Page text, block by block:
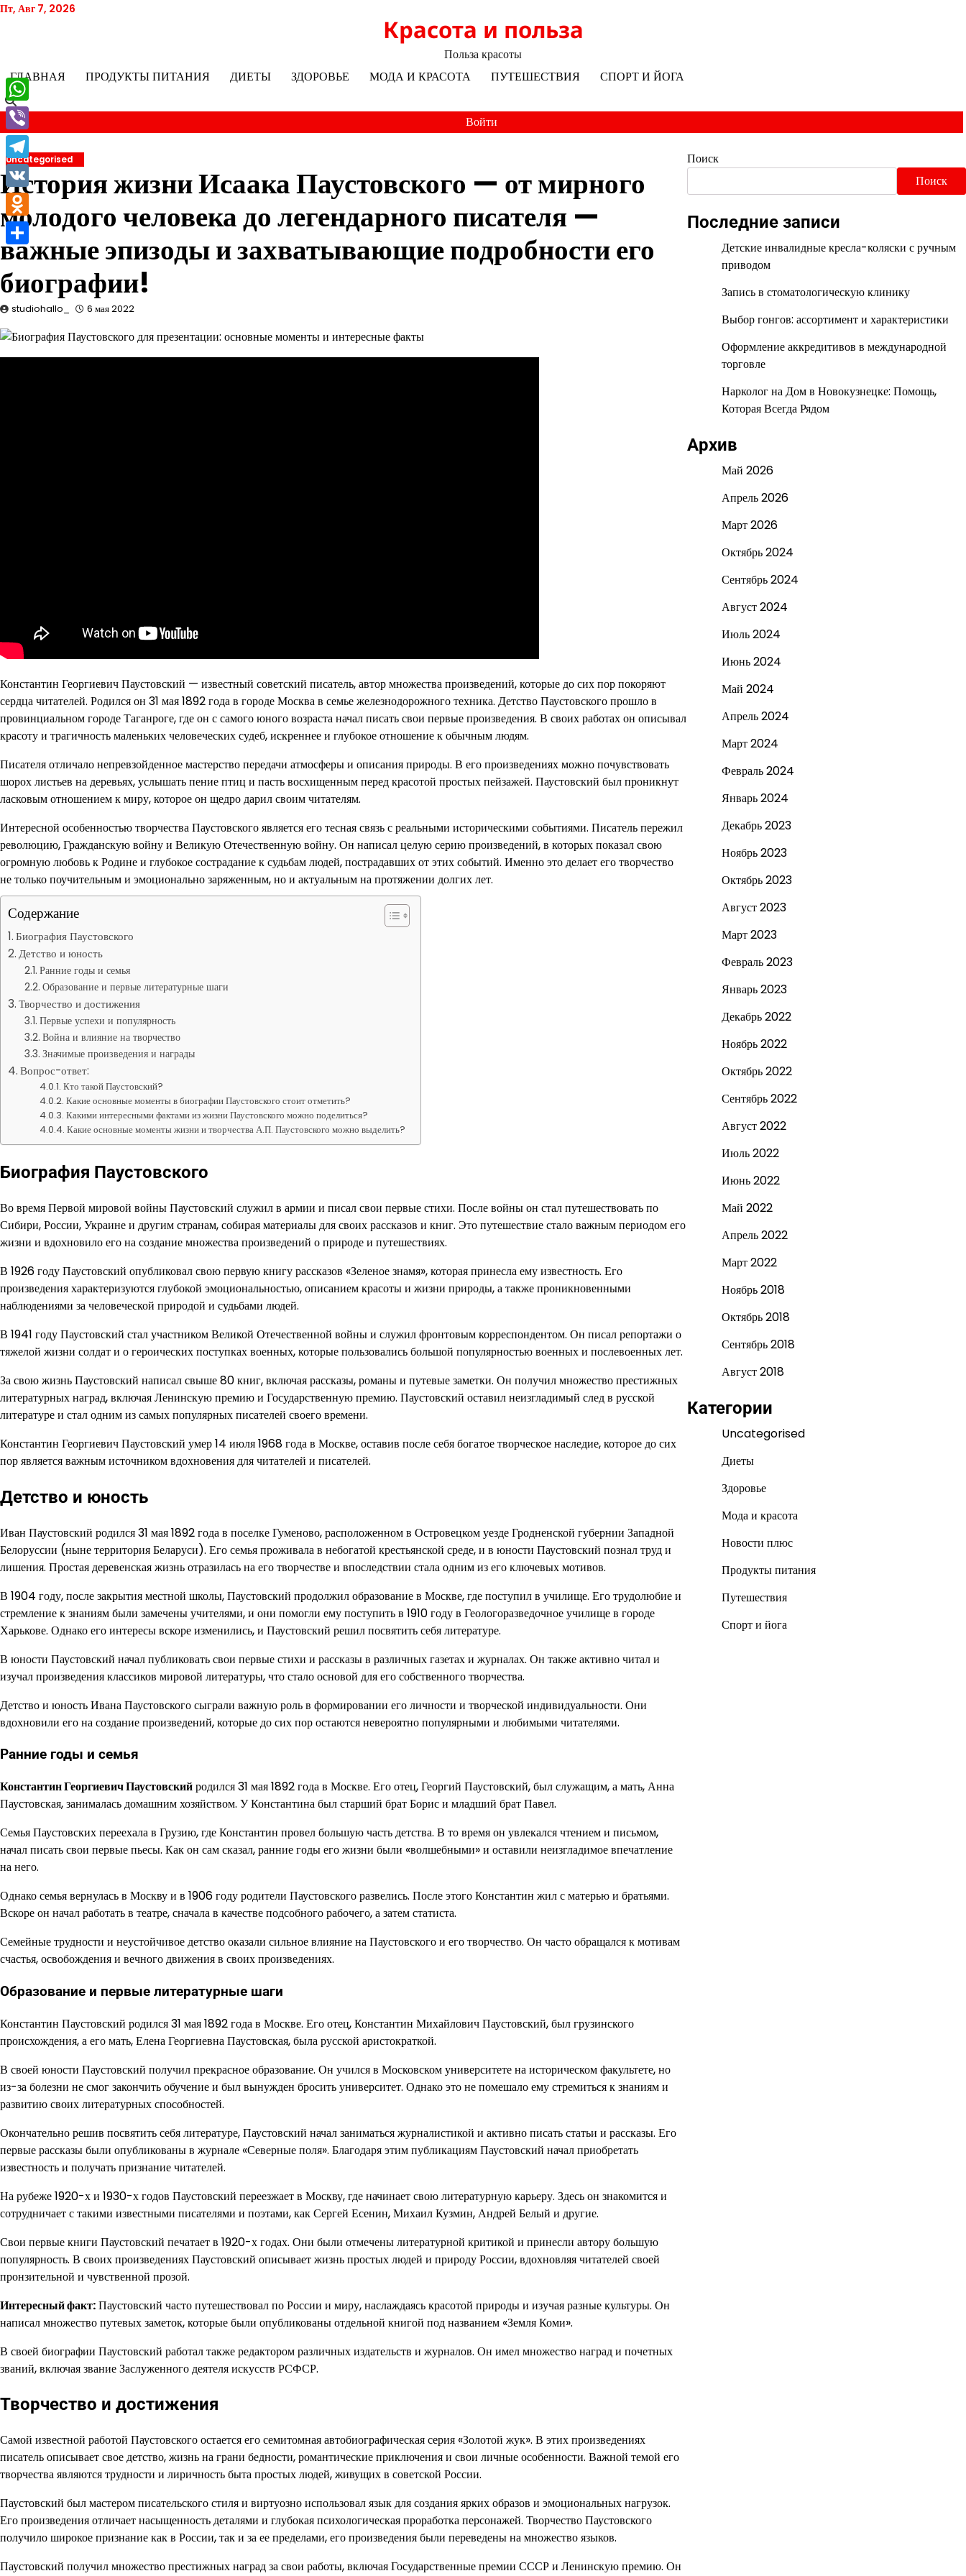
Перейти
Пт, Авг 7, 2026
Красота и польза
Польза красоты
ГЛАВНАЯ
ПРОДУКТЫ ПИТАНИЯ ДИЕТЫ ЗДОРОВЬЕ МОДА И КРАСОТА ПУТЕШЕСТВИЯ СПОРТ И ЙОГА
Войти
Uncategorised
История жизни Исаака Паустовского — от мирного
молодого человека до легендарного писателя —
важные эпизоды и захватывающие подробности его
биографии!
studiohallo_ 6 мая 2022
Константин Георгиевич Паустовский — известный советский писатель, автор множества произведений, которые до сих пор покоряют
сердца читателей. Родился он 31 мая 1892 года в городе Москва в семье железнодорожного техника. Детство Паустовского прошло в
провинциальном городе Таганроге, где он с самого юного возраста начал писать свои первые произведения. В своих работах он описывал
красоту и трагичность маленьких человеческих судеб, искреннее и глубокое отношение к обычным людям.
Писателя отличало непревзойденное мастерство передачи атмосферы и описания природы. В его произведениях можно почувствовать
шорох листьев на деревьях, услышать пение птиц и пасть восхищенным перед красотой простых пейзажей. Паустовский был проникнут
ласковым отношением к миру, которое он щедро дарил своим читателям.
Интересной особенностью творчества Паустовского является его тесная связь с реальными историческими событиями. Писатель пережил
революцию, Гражданскую войну и Великую Отечественную войну. Он написал целую серию произведений, в которых показал свою
огромную любовь к Родине и глубокое сострадание к судьбам людей, пострадавших от этих событий. Именно это делает его творчество
не только поучительным и эмоционально заряженным, но и актуальным на протяжении долгих лет.
Содержание
Биография Паустовского
Детство и юность
Ранние годы и семья
Образование и первые литературные шаги
Творчество и достижения
Первые успехи и популярность
Война и влияние на творчество
Значимые произведения и награды
Вопрос-ответ:
Кто такой Паустовский?
Какие основные моменты в биографии Паустовского стоит отметить?
Какими интересными фактами из жизни Паустовского можно поделиться?
Какие основные моменты жизни и творчества А.П. Паустовского можно выделить?
Биография Паустовского
Во время Первой мировой войны Паустовский служил в армии и писал свои первые стихи. После войны он стал путешествовать по
Сибири, России, Украине и другим странам, собирая материалы для своих рассказов и книг. Это путешествие стало важным периодом его
жизни и вдохновило его на создание множества произведений о природе и путешествиях.
В 1926 году Паустовский опубликовал свою первую книгу рассказов «Зеленое знамя», которая принесла ему известность. Его
произведения характеризуются глубокой эмоциональностью, описанием красоты и жизни природы, а также проникновенными
наблюдениями за человеческой природой и судьбами людей.
В 1941 году Паустовский стал участником Великой Отечественной войны и служил фронтовым корреспондентом. Он писал репортажи о
тяжелой жизни солдат и о героических поступках военных, которые пользовались большой популярностью военных и послевоенных лет.
За свою жизнь Паустовский написал свыше 80 книг, включая рассказы, романы и путевые заметки. Он получил множество престижных
литературных наград, включая Ленинскую премию и Государственную премию. Паустовский оставил неизгладимый след в русской
литературе и стал одним из самых популярных писателей своего времени.
Константин Георгиевич Паустовский умер 14 июля 1968 года в Москве, оставив после себя богатое творческое наследие, которое до сих
пор является важным источником вдохновения для читателей и писателей.
Детство и юность
Иван Паустовский родился 31 мая 1892 года в поселке Гуменово, расположенном в Островецком уезде Гродненской губернии Западной
Белоруссии (ныне территория Беларуси). Его семья проживала в небогатой крестьянской среде, и в юности Паустовский познал труд и
лишения. Простая деревенская жизнь отразилась на его творчестве и впоследствии стала одним из его ключевых мотивов.
В 1904 году, после закрытия местной школы, Паустовский продолжил образование в Москве, где поступил в училище. Его трудолюбие и
стремление к знаниям были замечены учителями, и они помогли ему поступить в 1910 году в Геологоразведочное училище в городе
Харькове. Однако его интересы вскоре изменились, и Паустовский решил посвятить себя литературе.
В юности Паустовский начал публиковать свои первые стихи и рассказы в различных газетах и журналах. Он также активно читал и
изучал произведения классиков мировой литературы, что стало основой для его собственного творчества.
Детство и юность Ивана Паустовского сыграли важную роль в формировании его личности и творческой индивидуальности. Они
вдохновили его на создание произведений, которые до сих пор остаются невероятно популярными и любимыми читателями.
Ранние годы и семья
Константин Георгиевич Паустовскийродился 31 мая 1892 года в Москве. Его отец, Георгий Паустовский, был служащим, а мать, Анна
Паустовская, занималась домашним хозяйством. У Константина был старший брат Борис и младший брат Павел.
Семья Паустовских переехала в Грузию, где Константин провел большую часть детства. В то время он увлекался чтением и письмом,
начал писать свои первые пьесы. Как он сам сказал, ранние годы его жизни были «волшебными» и оставили неизгладимое впечатление
на него.
Однако семья вернулась в Москву и в 1906 году родители Паустовского развелись. После этого Константин жил с матерью и братьями.
Вскоре он начал работать в театре, сначала в качестве подсобного рабочего, а затем статиста.
Семейные трудности и неустойчивое детство оказали сильное влияние на Паустовского и его творчество. Он часто обращался к мотивам
счастья, освобождения и вечного движения в своих произведениях.
Образование и первые литературные шаги
Константин Паустовский родился 31 мая 1892 года в Москве. Его отец, Константин Михайлович Паустовский, был грузинского
происхождения, а его мать, Елена Георгиевна Паустовская, была русской аристократкой.
В своей юности Паустовский получил прекрасное образование. Он учился в Московском университете на историческом факультете, но
из-за болезни не смог закончить обучение и был вынужден бросить университет. Однако это не помешало ему стремиться к знаниям и
развитию своих литературных способностей.
Окончательно решив посвятить себя литературе, Паустовский начал заниматься журналистикой и активно писать статьи и рассказы. Его
первые рассказы были опубликованы в журнале «Северные поля». Благодаря этим публикациям Паустовский начал приобретать
известность и получать признание читателей.
На рубеже 1920-х и 1930-х годов Паустовский переезжает в Москву, где начинает свою литературную карьеру. Здесь он знакомится и
сотрудничает с такими известными писателями и поэтами, как Сергей Есенин, Михаил Кузмин, Андрей Белый и другие.
Свои первые книги Паустовский печатает в 1920-х годах. Они были отмечены литературной критикой и принесли автору большую
популярность. В своих произведениях Паустовский описывает жизнь простых людей и природу России, вдохновляя читателей своей
пронзительной и чувственной прозой.
Интересный факт:Паустовский часто путешествовал по России и миру, наслаждаясь красотой природы и изучая разные культуры. Он
написал множество путевых заметок, которые были опубликованы отдельной книгой под названием «Земля Коми».
В своей биографии Паустовский работал также редактором различных издательств и журналов. Он имел множество наград и почетных
званий, включая звание Заслуженного деятеля искусств РСФСР.
Творчество и достижения
Самой известной работой Паустовского остается его семитомная автобиографическая серия «Золотой жук». В этих произведениях
писатель описывает свое детство, жизнь на грани бедности, романтические приключения и свои личные особенности. Важной темой его
творчества являются трудности и лиричность быта простых людей, живущих в советской России.
Паустовский был мастером писательского стиля и виртуозно использовал язык для создания ярких образов и эмоциональных нагрузок.
Его произведения отличает насыщенность деталями и глубокая психологическая проработка персонажей. Творчество Паустовского
получило широкое признание как в России, так и за ее пределами, его произведения были переведены на множество языков.
Паустовский получил множество престижных наград за свои работы, включая Государственные премии СССР и Ленинскую премию. Он
Поиск
Поиск
Последние записи
Детские инвалидные кресла-коляски с ручным
приводом
Запись в стоматологическую клинику
Выбор гонгов: ассортимент и характеристики
Оформление аккредитивов в международной
торговле
Нарколог на Дом в Новокузнецке: Помощь,
Которая Всегда Рядом
Архив
Май 2026
Апрель 2026
Март 2026
Октябрь 2024
Сентябрь 2024
Август 2024
Июль 2024
Июнь 2024
Май 2024
Апрель 2024
Март 2024
Февраль 2024
Январь 2024
Декабрь 2023
Ноябрь 2023
Октябрь 2023
Август 2023
Март 2023
Февраль 2023
Январь 2023
Декабрь 2022
Ноябрь 2022
Октябрь 2022
Сентябрь 2022
Август 2022
Июль 2022
Июнь 2022
Май 2022
Апрель 2022
Март 2022
Ноябрь 2018
Октябрь 2018
Сентябрь 2018
Август 2018
Категории
Uncategorised
Диеты
Здоровье
Мода и красота
Новости плюс
Продукты питания
Путешествия
Спорт и йога
WhatsApp
Viber
Telegram
VK
Odnoklassniki
Отправить